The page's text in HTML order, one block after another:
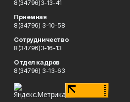
8(34796)3-13-41
Приемная
8(34796) 3-10-58
Сотрудничество
8(34796)3-16-13
Отдел кадров
8(34796) 3-13-63